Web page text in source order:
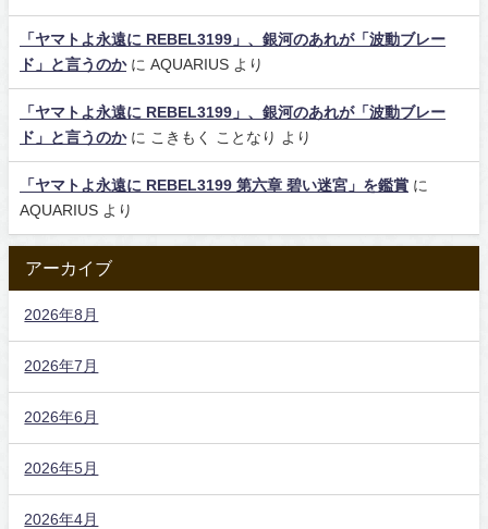
「ヤマトよ永遠に REBEL3199」、銀河のあれが「波動ブレー
ド」と言うのかに AQUARIUS より
「ヤマトよ永遠に REBEL3199」、銀河のあれが「波動ブレー
ド」と言うのかに こきもく ことなり より
「ヤマトよ永遠に REBEL3199 第六章 碧い迷宮」を鑑賞 に
AQUARIUS より
アーカイブ
2026年8月
2026年7月
2026年6月
2026年5月
2026年4月